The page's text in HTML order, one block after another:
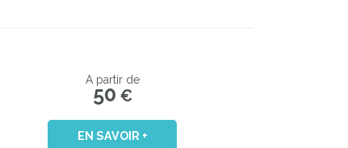
A partir de
50 €
EN SAVOIR +